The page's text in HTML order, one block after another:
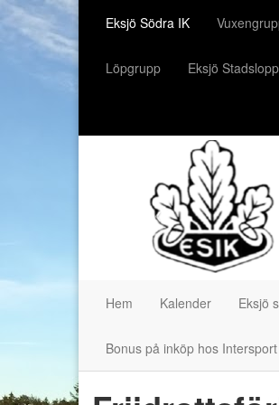
Eksjö Södra IK
Löpgrupp Eksjö Stadslopp
Hem Kalender Eksjö
Bonus på inköp hos Intersport